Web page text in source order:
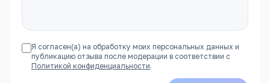
Я согласен(а) на обработку моих персональных данных и
публикацию отзыва после модерации в соответствии с
Политикой конфиденциальности.